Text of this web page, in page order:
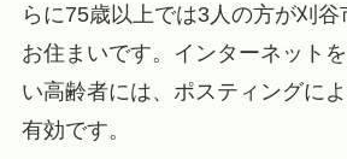
らに75歳以上では3人の方が刈
お住まいです。インターネット
い高齢者には、ポスティングに
有効です。